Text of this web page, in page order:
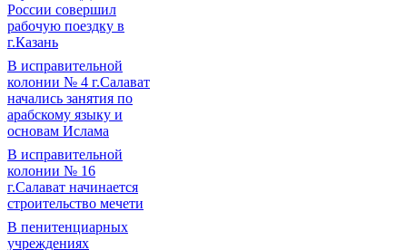
России совершил
рабочую поездку в
г.Казань
В исправительной
колонии № 4 г.Салават
начались занятия по
арабскому языку и
основам Ислама
В исправительной
колонии № 16
г.Салават начинается
строительство мечети
В пенитенциарных
учреждениях